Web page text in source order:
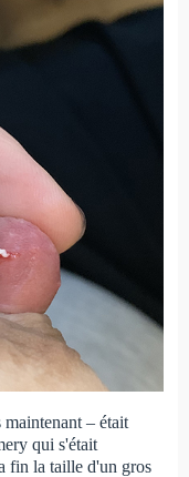
– était
qui s'était
fin la taille d'un gros